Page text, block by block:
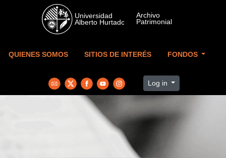
Skip to main content
QUIENES SOMOS SITIOS DE INTERÉS FONDOS
Log in